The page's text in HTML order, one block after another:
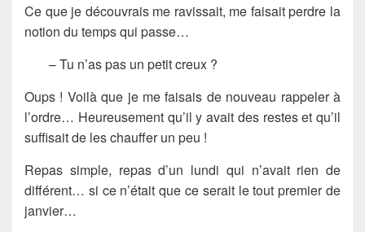
Ce que je découvrais me ravissait, me faisait perdre la
notion du temps qui passe…
– Tu n’as pas un petit creux ?
Oups ! Voilà que je me faisais de nouveau rappeler à
l’ordre… Heureusement qu’il y avait des restes et qu’il
suffisait de les chauffer un peu !
Repas simple, repas d’un lundi qui n’avait rien de
différent… si ce n’était que ce serait le tout premier de
janvier…